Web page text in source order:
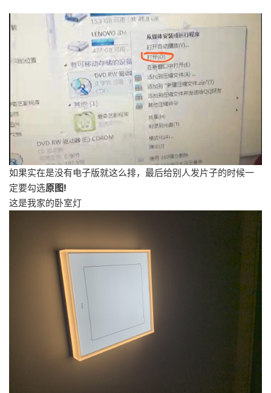
如果实在是没有电子版就这么排，最后给别人发片子的时候一
定要勾选原图!
这是我家的卧室灯